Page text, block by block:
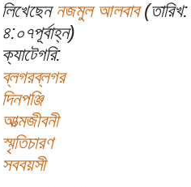
লিখেছেন নজমুল আলবাব
৪:০৭পূর্বাহ্ন)
ক্যাটেগরি:
ব্লগরব্লগর
দিনপঞ্জি
আত্মজীবনী
স্মৃতিচারণ
সববয়সী